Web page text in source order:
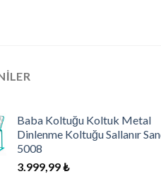
Baba Koltuğu Koltuk Metal
Dinlenme Koltuğu Sallanır
5008
3.999,99₺